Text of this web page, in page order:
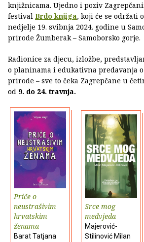
knjižnicama. Ujedno i poziv
festival Brdo knjiga, koji će se održati
nedjelje 19. svibnja 2024. godine u
prirode Žumberak – Samoborsko gorje.
Radionice za djecu, izložbe,
o planinama i edukativna predavanja
prirode – sve to čeka Zagrepčane u
od 9. do 24. travnja.
Priče o
neustrašivim
hrvatskim
ženama
Barat Tatjana
Srce mog
medvjeda
Majerović-
Stilinović Milan